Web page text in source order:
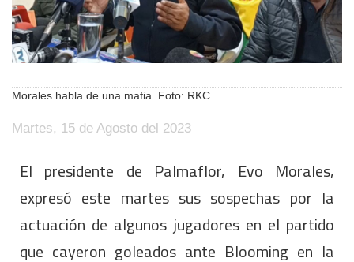
Morales habla de una mafia. Foto: RKC.
Martes, 15 de Agosto del 2023
El presidente de Palmaflor, Evo Morales,
expresó este martes sus sospechas por la
actuación de algunos jugadores en el partido
que cayeron goleados ante Blooming en la